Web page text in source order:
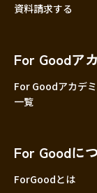
資料請求する
For Goodア
For Goodアカデ
一覧
For Goodに
ForGoodとは